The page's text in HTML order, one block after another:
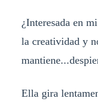
¿Interesada en
la creatividad y
Ella gira